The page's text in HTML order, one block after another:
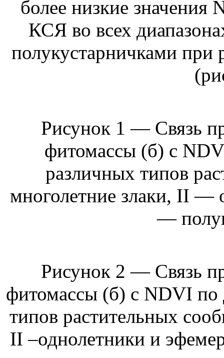
более низкие значения
КСЯ во всех
полукустарничками
Рисунок 1 — Связь
фитомассы (б) с
различных типов
многолетние злаки, II —
—
Рисунок 2 — Связь
фитомассы (б) с NDVI
типов растительных
II –однолетники и